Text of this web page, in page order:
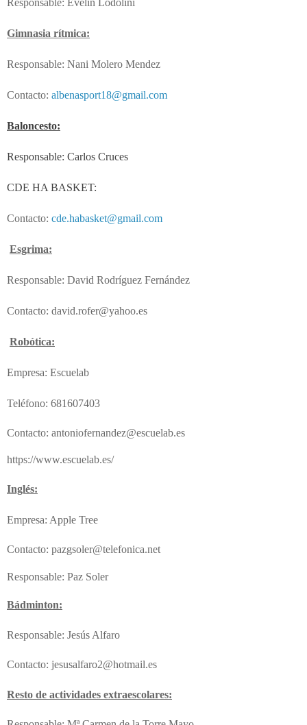
Responsable: Evelin Lodolini
Gimnasia rítmica:
Responsable: Nani Molero Mendez
Contacto: albenasport18@gmail.com
Baloncesto:
Responsable: Carlos Cruces
CDE HA BASKET:
Contacto: cde.habasket@gmail.com
Esgrima:
Responsable: David Rodríguez Fernández
Contacto: david.rofer@yahoo.es
Robótica:
Empresa: Escuelab
Teléfono: 681607403
Contacto: antoniofernandez@escuelab.es
https://www.escuelab.es/
Inglés:
Empresa: Apple Tree
Contacto: pazgsoler@telefonica.net
Responsable: Paz Soler
Bádminton:
Responsable: Jesús Alfaro
Contacto: jesusalfaro2@hotmail.es
Resto de actividades extraescolares: